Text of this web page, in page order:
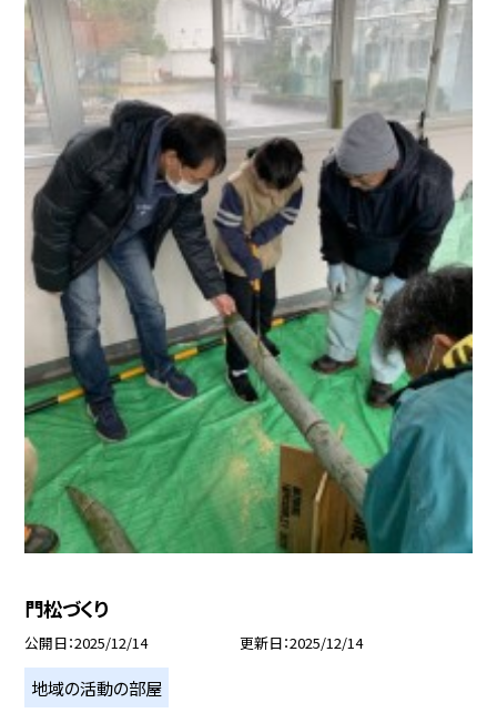
門松づくり
公開日 2025/12/14 更新日 2025/12/14
地域の活動の部屋